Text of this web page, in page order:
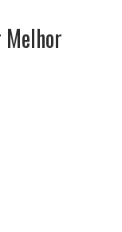
Melhor